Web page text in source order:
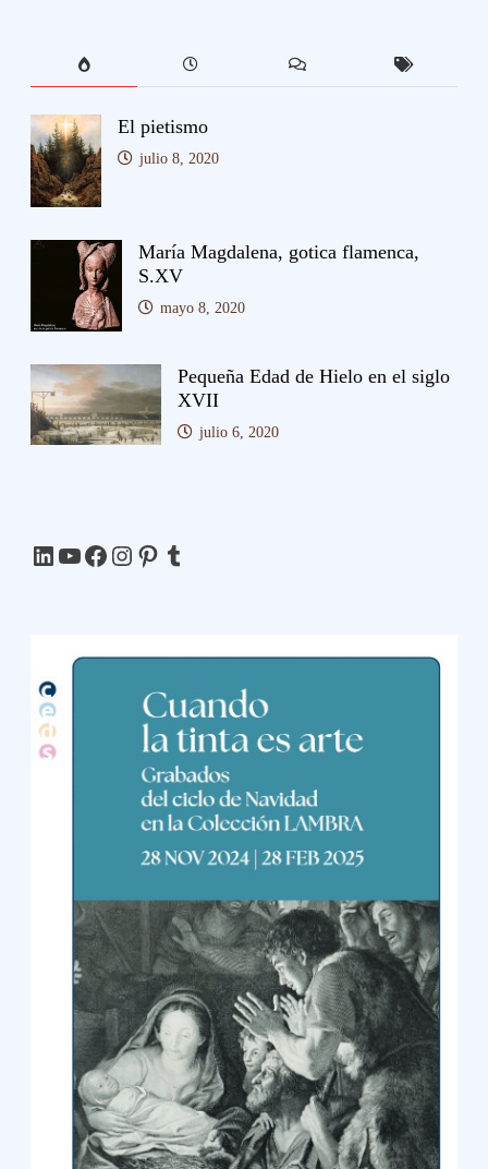
El pietismo
julio 8, 2020
María Magdalena, gotica flamenca,
S.XV
mayo 8, 2020
Pequeña Edad de Hielo en el siglo
XVII
julio 6, 2020
LinkedIn
YouTube
Facebook
Instagram
Pinterest
Tumblr